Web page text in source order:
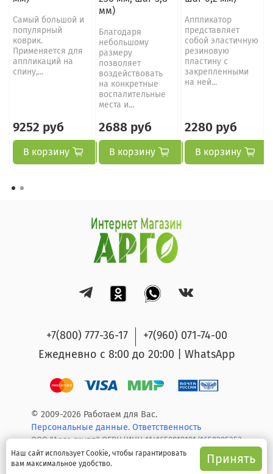
Самый большой и
популярный
коврик.
Применяется для
аппликаций на
спину,...
9252 руб
В корзину
мм)
Благодаря
небольшому
размеру
позволяет
воздействовать
на конкретные
воспалительные
места и...
2688 руб
В корзину
Аппликатор
представляет
собой эластичную
резиновую
пластину c
закрепленными
на ней...
2280 руб
В корзину
+7(800) 777-36-17
+7(960) 071-74-00
Ежедневно с 8:00 до 20:00 | WhatsApp
© 2009-2026 Работаем для Вас.
Персональные данные. Ответственность
ООО "Арго групп" ОГРН/ИНН 1141650019191/1650295353
Наш сайт использует Cookie, чтобы гарантировать
вам максимальное удобство.
Принять